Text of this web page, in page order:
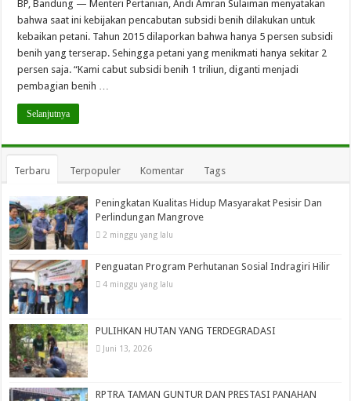
BP, Bandung — Menteri Pertanian, Andi Amran Sulaiman menyatakan
bahwa saat ini kebijakan pencabutan subsidi benih dilakukan untuk
kebaikan petani. Tahun 2015 dilaporkan bahwa hanya 5 persen subsidi
benih yang terserap. Sehingga petani yang menikmati hanya sekitar 2
persen saja. “Kami cabut subsidi benih 1 triliun, diganti menjadi
pembagian benih …
Selanjutnya
Terbaru Terpopuler Komentar Tags
Peningkatan Kualitas Hidup Masyarakat Pesisir Dan
Perlindungan Mangrove
2 minggu yang lalu
Penguatan Program Perhutanan Sosial Indragiri Hilir
4 minggu yang lalu
PULIHKAN HUTAN YANG TERDEGRADASI
Juni 13, 2026
RPTRA TAMAN GUNTUR DAN PRESTASI PANAHAN